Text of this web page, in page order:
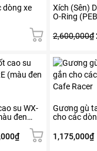
được
trên
sản
phẩm
dòng xe
Xích (Sên)
O-Ring
2,600,000₫
su WX-
đen
₫Khoảng
Gương gù
cho các
1,175,000₫